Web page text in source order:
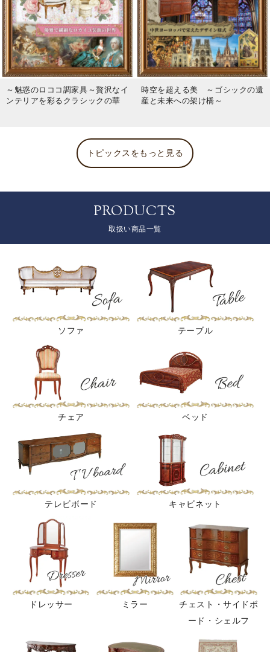
～魅惑のロココ調家具～贅沢なイ
ンテリアを彩るクラシックの華
時空を超える美 ～ゴシックの遺
産と未来への架け橋～
トピックスをもっと見る
PRODUCTS
取扱い商品一覧
ソファ テーブル
チェア ベッド
テレビボード キャビネット
ドレッサー ミラー
チェスト・サイドボ
ード・シェルフ